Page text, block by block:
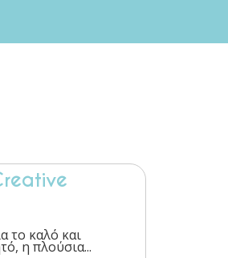
το καλό και
η πλούσια...